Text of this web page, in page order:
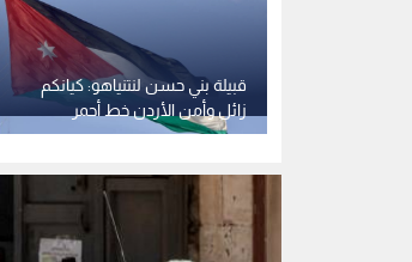
قبيلة بني حسن لنتنياهو: كيانكم
زائل وأمن الأردن خط أحمر